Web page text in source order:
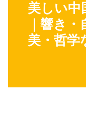
美しい中
｜響き
美・哲学